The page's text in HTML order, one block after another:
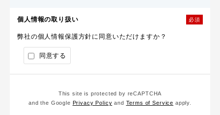
個人情報の取り扱い 必須
弊社の個人情報保護方針に同意いただけますか？
同意する
This site is protected by reCAPTCHA
and the Google Privacy Policy and Terms of Service apply.